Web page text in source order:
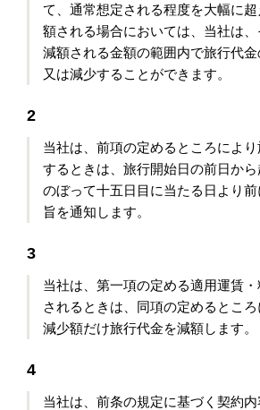
て、通常想定される程度を大幅に
額される場合においては、当社は
減額される金額の範囲内で旅行代金
又は減少することができます。
2
当社は、前項の定めるところによ
するときは、旅行開始日の前日か
のぼって十五日目に当たる日より
旨を通知します。
3
当社は、第一項の定める適用運賃
されるときは、同項の定めるとこ
減少額だけ旅行代金を減額します。
4
当社は、前条の規定に基づく契約